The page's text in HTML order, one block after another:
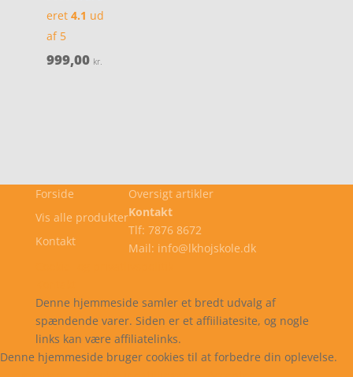
eret 4.1 ud
af 5
999,00 kr.
Forside
Vis alle produkter
Kontakt
Oversigt artikler
Kontakt
Tlf: 7876 8672
Mail: info@lkhojskole.dk
Denne hjemmeside samler et bredt udvalg af
spændende varer. Siden er et affiiliatesite, og nogle
links kan være affiliatelinks.
Denne hjemmeside bruger cookies til at forbedre din oplevelse.